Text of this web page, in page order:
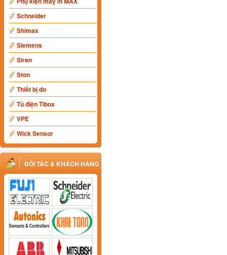
Schneider
Shimax
Siemens
Siren
Ston
Thiết bị đo
Tủ điện Tibox
VPE
Wick Sensor
ĐỐI TÁC & KHÁCH HÀNG